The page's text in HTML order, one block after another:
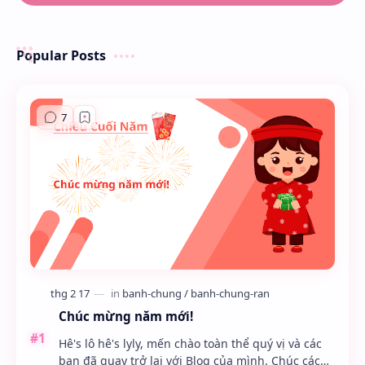
Popular Posts
Chúc mừng năm mới!
Hê's lô hê's lyly, mến chào toàn thể quý vị và các
bạn đã quay trở lại với Blog của mình. Chúc các